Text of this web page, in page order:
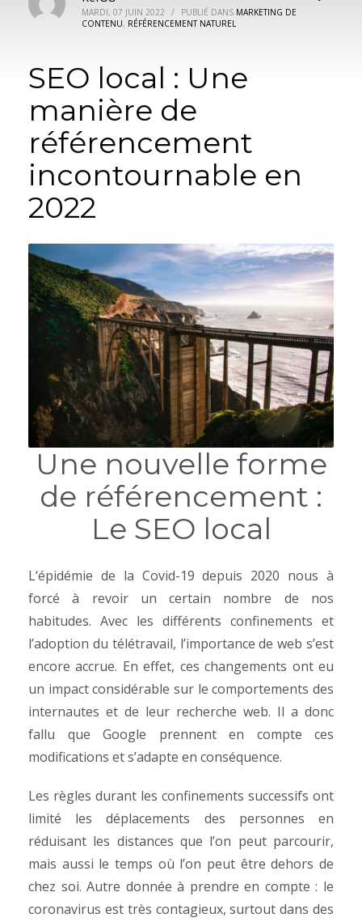
MARDI, 07 JUIN 2022 / PUBLIÉ DANS MARKETING DE
CONTENU, RÉFÉRENCEMENT NATUREL
SEO local : Une
manière de
référencement
incontournable en
2022
Une nouvelle forme
de référencement :
Le SEO local
L‘épidémie de la Covid-19 depuis 2020 nous à
forcé à revoir un certain nombre de nos
habitudes. Avec les différents confinements et
l’adoption du télétravail, l’importance de web s’est
encore accrue. En effet, ces changements ont eu
un impact considérable sur le comportements des
internautes et de leur recherche web. Il a donc
fallu que Google prennent en compte ces
modifications et s’adapte en conséquence.
Les règles durant les confinements successifs ont
limité les déplacements des personnes en
réduisant les distances que l’on peut parcourir,
mais aussi le temps où l’on peut être dehors de
chez soi. Autre donnée à prendre en compte : le
coronavirus est très contagieux, surtout dans des